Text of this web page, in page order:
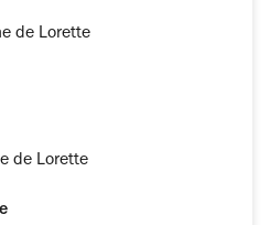
de Lorette
de Lorette